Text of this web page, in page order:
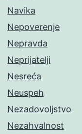
Navika
Nepoverenje
Nepravda
Neprijatelji
Nesreća
Neuspeh
Nezadovoljstvo
Nezahvalnost